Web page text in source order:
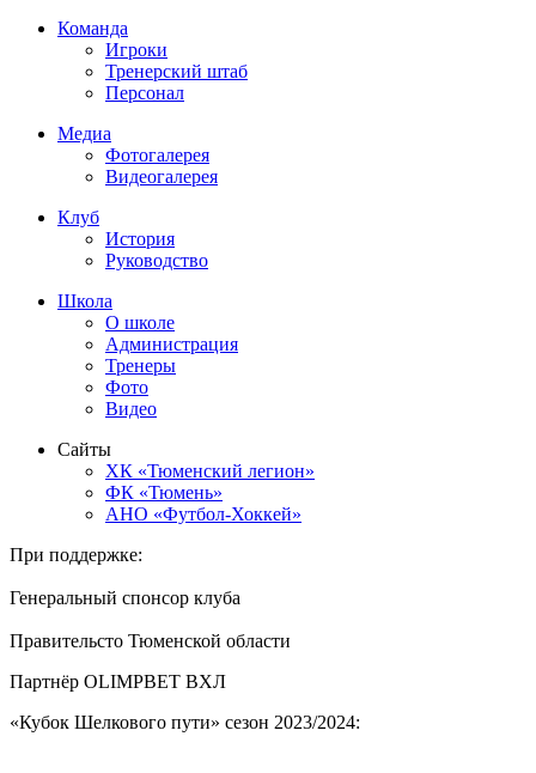
Команда
Игроки
Тренерский штаб
Персонал
Медиа
Фотогалерея
Видеогалерея
Клуб
История
Руководство
Школа
О школе
Администрация
Тренеры
Фото
Видео
Сайты
ХК «Тюменский легион»
ФК «Тюмень»
АНО «Футбол-Хоккей»
При поддержке:
Генеральный спонсор клуба
Правительсто Тюменской области
Партнёр OLIMPBET ВХЛ
«Кубок Шелкового пути» сезон 2023/2024: